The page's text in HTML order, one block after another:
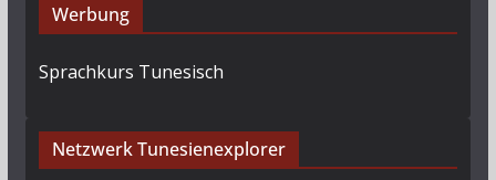
Werbung
Sprachkurs Tunesisch
Netzwerk Tunesienexplorer